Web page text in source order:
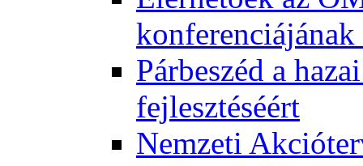
konferenciájának
Párbeszéd a
fejlesztéséért
Nemzeti